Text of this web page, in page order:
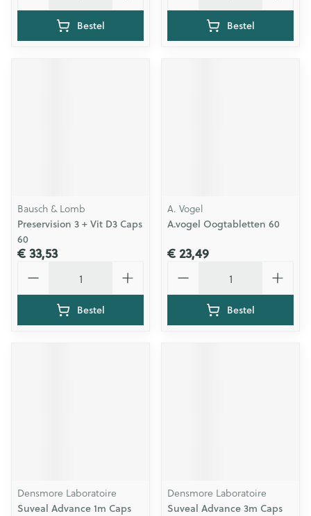
Bestel Bestel
Bausch & Lomb
Preservision 3 + Vit D3 Caps
60
€ 33,53
Bestel
A. Vogel
A.vogel Oogtabletten 60
€ 23,49
Bestel
Densmore Laboratoire
Suveal Advance 1m Caps
Densmore Laboratoire
Suveal Advance 3m Caps